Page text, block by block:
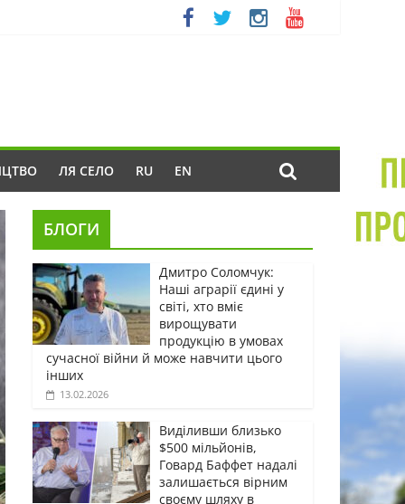
ЛЯ СЕЛО RU EN
БЛОГИ
Дмитро Соломчук:
Наші аграрії єдині у
світі, хто вміє
вирощувати
продукцію в умовах
сучасної війни й може навчити цього
інших
13.02.2026
Виділивши близько
$500 мільйонів,
Говард Баффет надалі
залишається вірним
своєму шляху в